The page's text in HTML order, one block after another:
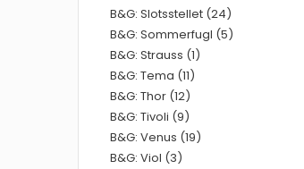
B&G: Slotsstellet (24)
B&G: Sommerfugl (5)
B&G: Strauss (1)
B&G: Tema (11)
B&G: Thor (12)
B&G: Tivoli (9)
B&G: Venus (19)
B&G: Viol (3)